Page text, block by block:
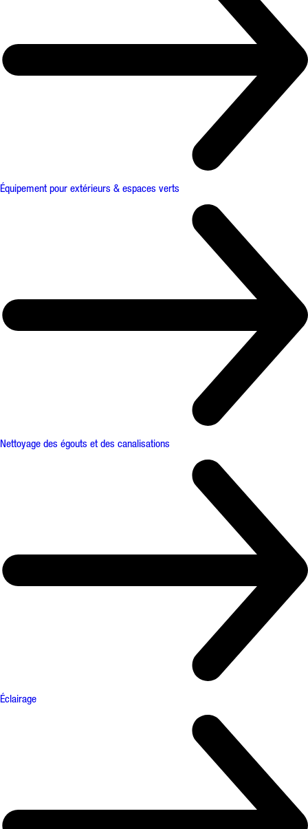
Équipement pour extérieurs & espaces verts
Nettoyage des égouts et des canalisations
Éclairage